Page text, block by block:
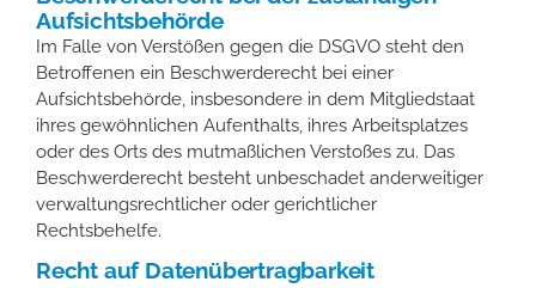
Aufsichts­behörde
Im Falle von Verstößen gegen die DSGVO steht den
Betroffenen ein Beschwerderecht bei einer
Aufsichtsbehörde, insbesondere in dem Mitgliedstaat
ihres gewöhnlichen Aufenthalts, ihres Arbeitsplatzes
oder des Orts des mutmaßlichen Verstoßes zu. Das
Beschwerderecht besteht unbeschadet anderweitiger
verwaltungsrechtlicher oder gerichtlicher
Rechtsbehelfe.
Recht auf Daten­übertrag­barkeit